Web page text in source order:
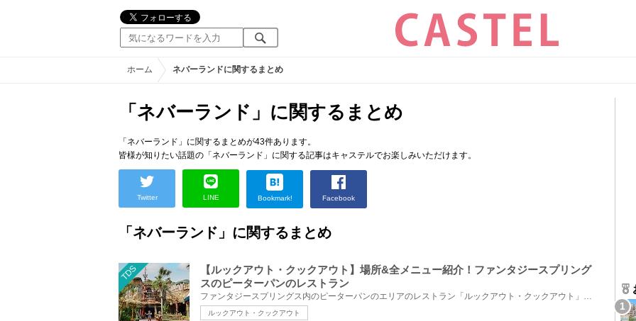
ホーム ネバーランドに関するまとめ
「ネバーランド」に関するまとめ
「ネバーランド」に関するまとめが43件あります。
皆様が知りたい話題の「ネバーランド」に関する記事はキャステルでお楽しみいただけます。
Twitter LINE Bookmark! Facebook
「ネバーランド」に関するまとめ
TDS
【ルックアウト・クックアウト】場所&全メニュー紹介！ファンタジースプリング
スのピーターパンのレストラン
ファンタジースプリングス内のピーターパンのエリアのレストラン「ルックアウト・クックアウト」を紹介...
ルックアウト・クックアウト